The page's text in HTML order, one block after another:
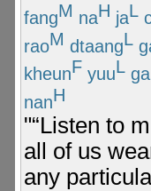
fangM naH jaL
raoM dtaangL
kheunF yuuL
nanH
"“Listen to
all of us
any